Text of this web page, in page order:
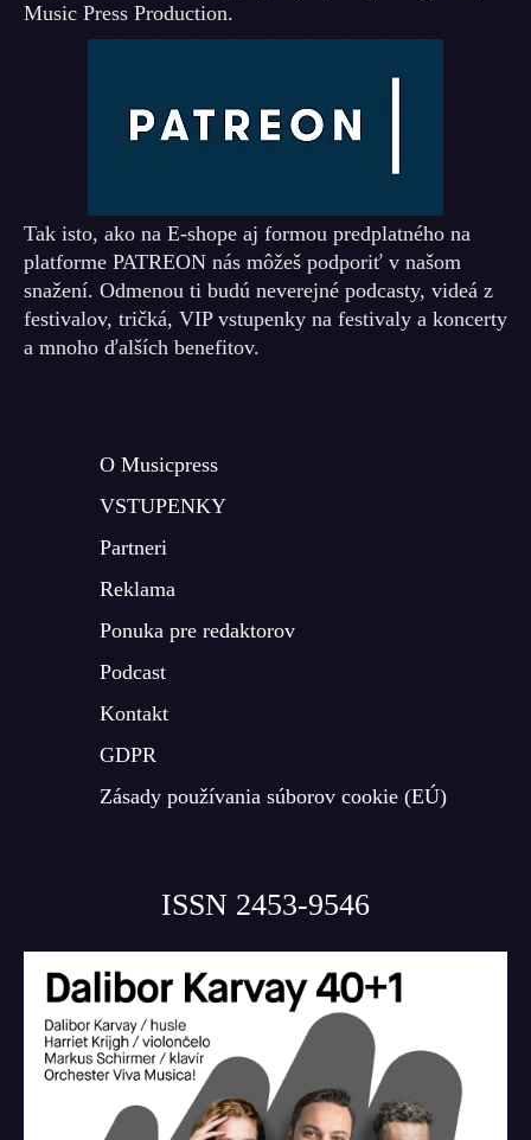
Music Press Production.
Tak isto, ako na E-shope aj formou predplatného na
platforme PATREON nás môžeš podporiť v našom
snažení. Odmenou ti budú neverejné podcasty, videá z
festivalov, tričká, VIP vstupenky na festivaly a koncerty
a mnoho ďalších benefitov.
O Musicpress
VSTUPENKY
Partneri
Reklama
Ponuka pre redaktorov
Podcast
Kontakt
GDPR
Zásady používania súborov cookie (EÚ)
ISSN 2453-9546